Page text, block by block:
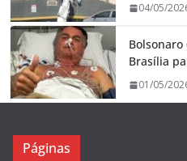
04/05/
Brasília
01/05/
Páginas